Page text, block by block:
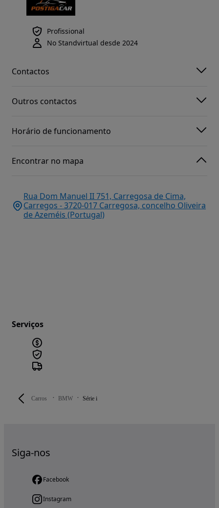
Carros BMW Série i
Profissional
No Standvirtual desde 2024
Contactos
Outros contactos
Horário de funcionamento
Encontrar no mapa
Rua Dom Manuel II 751, Carregosa de Cima,
Carregos - 3720-017 Carregosa, concelho Oliveira
de Azeméis (Portugal)
Serviços
Siga-nos
Facebook
Instagram